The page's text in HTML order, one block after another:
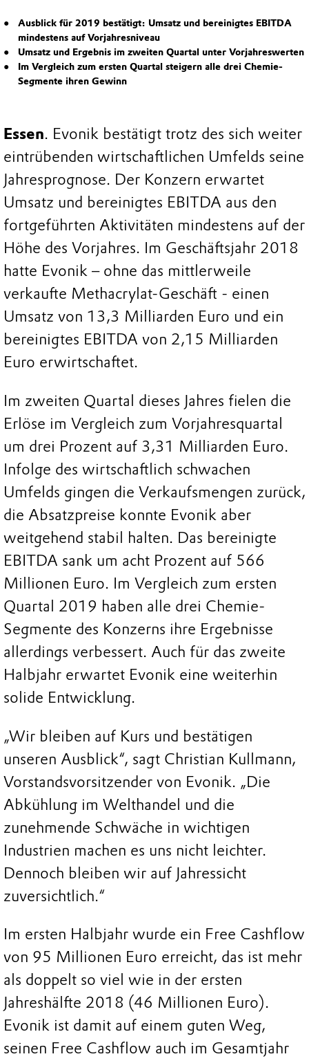
Ausblick für 2019 bestätigt: Umsatz und bereinigtes EBITDA
mindestens auf Vorjahresniveau
Umsatz und Ergebnis im zweiten Quartal unter Vorjahreswerten
Im Vergleich zum ersten Quartal steigern alle drei Chemie-
Segmente ihren Gewinn
Essen. Evonik bestätigt trotz des sich weiter
eintrübenden wirtschaftlichen Umfelds seine
Jahresprognose. Der Konzern erwartet
Umsatz und bereinigtes EBITDA aus den
fortgeführten Aktivitäten mindestens auf der
Höhe des Vorjahres. Im Geschäftsjahr 2018
hatte Evonik – ohne das mittlerweile
verkaufte Methacrylat-Geschäft - einen
Umsatz von 13,3 Milliarden Euro und ein
bereinigtes EBITDA von 2,15 Milliarden
Euro erwirtschaftet.
Im zweiten Quartal dieses Jahres fielen die
Erlöse im Vergleich zum Vorjahresquartal
um drei Prozent auf 3,31 Milliarden Euro.
Infolge des wirtschaftlich schwachen
Umfelds gingen die Verkaufsmengen zurück,
die Absatzpreise konnte Evonik aber
weitgehend stabil halten. Das bereinigte
EBITDA sank um acht Prozent auf 566
Millionen Euro. Im Vergleich zum ersten
Quartal 2019 haben alle drei Chemie-
Segmente des Konzerns ihre Ergebnisse
allerdings verbessert. Auch für das zweite
Halbjahr erwartet Evonik eine weiterhin
solide Entwicklung.
„Wir bleiben auf Kurs und bestätigen
unseren Ausblick“, sagt Christian Kullmann,
Vorstandsvorsitzender von Evonik. „Die
Abkühlung im Welthandel und die
zunehmende Schwäche in wichtigen
Industrien machen es uns nicht leichter.
Dennoch bleiben wir auf Jahressicht
zuversichtlich.“
Im ersten Halbjahr wurde ein Free Cashflow
von 95 Millionen Euro erreicht, das ist mehr
als doppelt so viel wie in der ersten
Jahreshälfte 2018 (46 Millionen Euro).
Evonik ist damit auf einem guten Weg,
seinen Free Cashflow auch im Gesamtjahr